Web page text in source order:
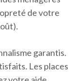
de votre
garantis.
Les places